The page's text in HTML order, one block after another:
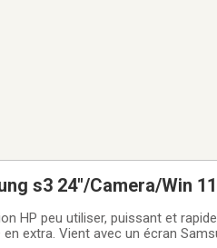
s3 24"/Camera/Win 11
HP peu utiliser, puissant et
extra. Vient avec un écran